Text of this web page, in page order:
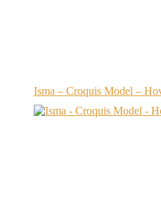
Isma – Croquis Model –